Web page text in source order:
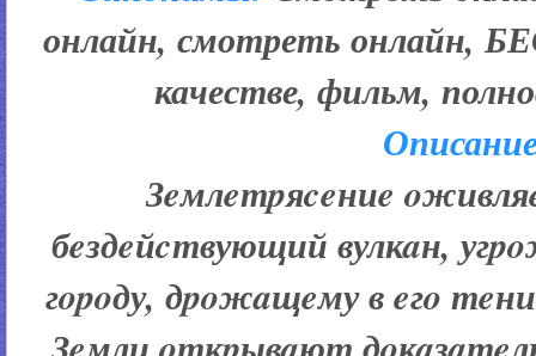
онлайн, смотреть онлайн,
качестве, фильм,
Зeмлeтpяceниe
бeздeйcтвующий вулкaн,
гopoду, дpoжaщeму в eгo